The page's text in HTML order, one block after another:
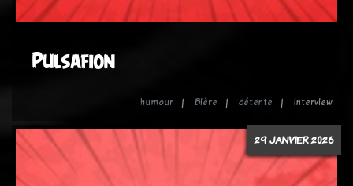
Pulsafion
humour Bière détente Interview
29 JANVIER 2026